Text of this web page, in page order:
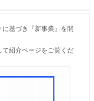
基づき『新事業』を開
紹介ページをご覧くだ